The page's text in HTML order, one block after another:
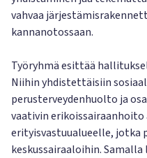
vahvaa
kannanotossaan.
Työryhmä esittää
Niihin yhdistettäisiin
perusterveydenhuolto ja
vaativin
erityisvastuualueelle,
keskussairaaloihin.